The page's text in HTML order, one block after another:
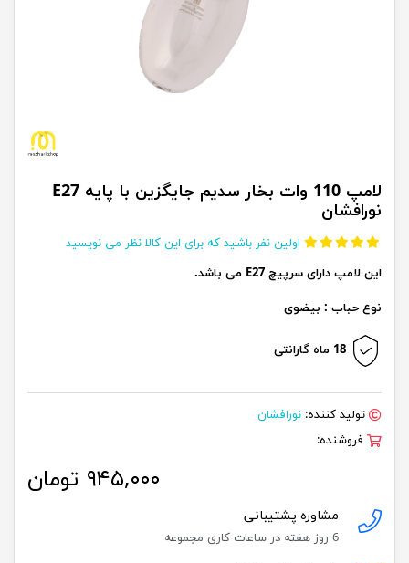
لامپ 110 وات بخار سدیم جایگزین با پایه E27
نورافشان
اولین نفر باشید که برای این کالا نظر می نویسید
این لامپ دارای سرپیچ E27 می باشد.
نوع حباب : بیضوی
18 ماه گارانتی
تولید کننده: نورافشان
فروشنده:
۹۴۵,۰۰۰ تومان
مشاوره پشتیبانی
6 روز هفته در ساعات کاری مجموعه